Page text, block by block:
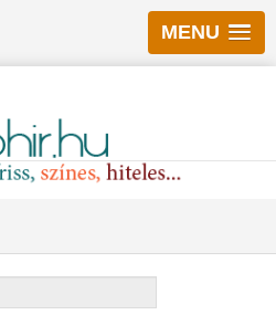
MENU